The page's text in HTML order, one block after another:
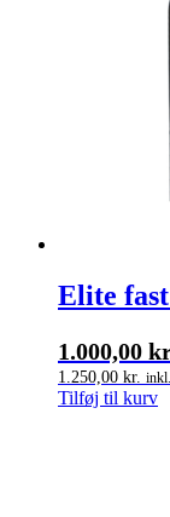
Elite
1.000,00
1.250,00 kr.
Tilføj til kurv